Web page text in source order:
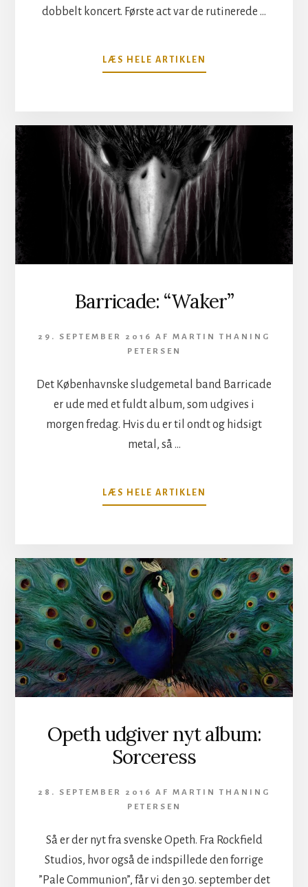
dobbelt koncert. Første act var de rutinerede …
LÆS HELE ARTIKLEN
FORFRISKENDE
AND
THE
PHANTOMS
–
LIVE
FRA
Barricade: “Waker”
29. SEPTEMBER 2016 AF MARTIN THANING
PETERSEN
Det Københavnske sludgemetal band Barricade
er ude med et fuldt album, som udgives i
morgen fredag. Hvis du er til ondt og hidsigt
metal, så …
LÆS HELE ARTIKLEN
BARRICADE:
Opeth udgiver nyt album:
Sorceress
28. SEPTEMBER 2016 AF MARTIN THANING
PETERSEN
Så er der nyt fra svenske Opeth. Fra Rockfield
Studios, hvor også de indspillede den forrige
”Pale Communion”, får vi den 30. september det